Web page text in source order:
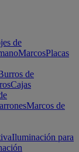
de
MarcosPlacas
de
Cajas
Marcos de
Iluminación para